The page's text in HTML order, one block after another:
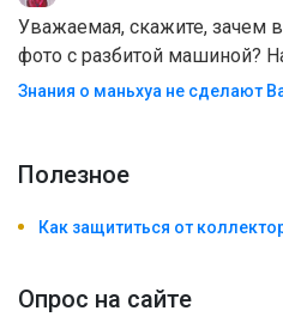
Уважаемая, скажите, зачем
фото с разбитой машиной?
Знания о маньхуа не сделают
Полезноe
Как защититься от
Опрос на сайте